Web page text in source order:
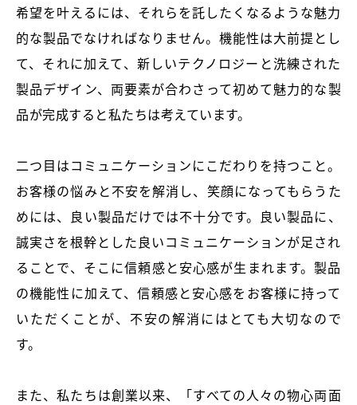
希望を叶えるには、それらを託したくなるような魅力
的な製品でなければなりません。機能性は大前提とし
て、それに加えて、新しいテクノロジーと洗練された
製品デザイン、両要素が合わさって初めて魅力的な製
品が完成すると私たちは考えています。
二つ目はコミュニケーションにこだわりを持つこと。
お客様の悩みと不安を解消し、笑顔になってもらうた
めには、良い製品だけでは不十分です。良い製品に、
誠実さを根幹とした良いコミュニケーションが足され
ることで、そこに信頼感と安心感が生まれます。製品
の機能性に加えて、信頼感と安心感をお客様に持って
いただくことが、不安の解消にはとても大切なので
す。
また、私たちは創業以来、「すべての人々の物心両面